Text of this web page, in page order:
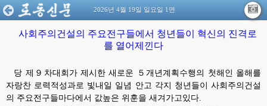
2026년 4월 19일 일요일 1면
사회주의건설의 주요전구들에서 청년들이 혁신의 진격로
를 열어제낀다
당 제９차대회가 제시한 새로운 ５개년계획수행의 첫해인 올해를
자랑찬 로력적성과로 빛내일 일념 안고 각지 청년들이 사회주의건설
의 주요전구들마다에서 값높은 위훈을 새겨가고있다.